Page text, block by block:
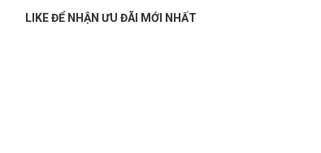
LIKE ĐỂ NHẬN ƯU ĐÃI MỚI NHẤT